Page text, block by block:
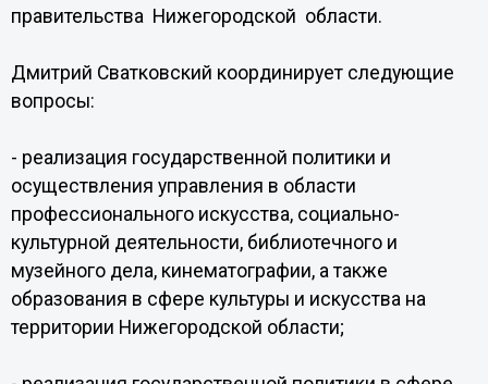
правительства Нижегородской области.
Дмитрий Сватковский координирует следующие
вопросы:
- реализация государственной политики и
осуществления управления в области
профессионального искусства, социально-
культурной деятельности, библиотечного и
музейного дела, кинематографии, а также
образования в сфере культуры и искусства на
территории Нижегородской области;